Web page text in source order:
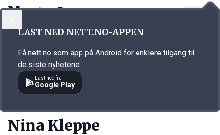
Annonsørinnhold
Nina Kleppe
LAST NED NETT.NO-APPEN
Få nett.no som app på Android for enklere tilgang til
de siste nyhetene.
Last ned fra
Google Play